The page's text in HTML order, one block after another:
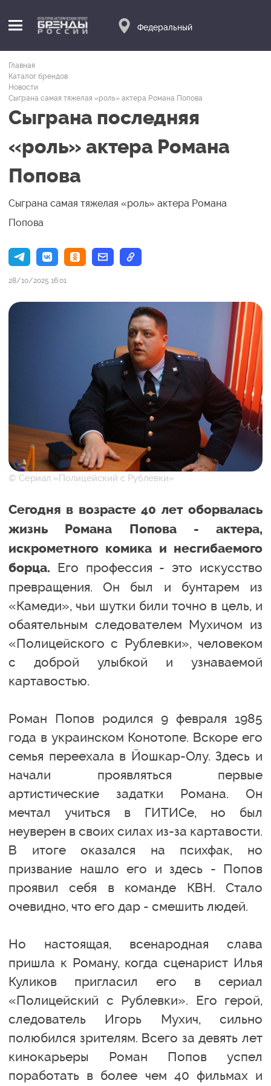
Федеральный
Главная
Каталог брендов
Новости
Сыграна самая тяжелая «роль» актера Романа Попова
Сыграна последняя
«роль» актера Романа
Попова
Сыграна самая тяжелая «роль» актера Романа
Попова
28/10/2025 16:01
© Сериал «Полицейский с Рублевки»
Сегодня в возрасте 40 лет оборвалась
жизнь Романа Попова - актера,
искрометного комика и несгибаемого
борца. Его профессия - это искусство
превращения. Он был и бунтарем из
«Камеди», чьи шутки били точно в цель, и
обаятельным следователем Мухичом из
«Полицейского с Рублевки», человеком
с доброй улыбкой и узнаваемой
картавостью.
Роман Попов родился 9 февраля 1985
года в украинском Конотопе. Вскоре его
семья переехала в Йошкар-Олу. Здесь и
начали проявляться первые
артистические задатки Романа. Он
мечтал учиться в ГИТИСе, но был
неуверен в своих силах из-за картавости.
В итоге оказался на психфак, но
призвание нашло его и здесь - Попов
проявил себя в команде КВН. Стало
очевидно, что его дар - смешить людей.
Но настоящая, всенародная слава
пришла к Роману, когда сценарист Илья
Куликов пригласил его в сериал
«Полицейский с Рублевки». Его герой,
следователь Игорь Мухич, сильно
полюбился зрителям. Всего за девять лет
кинокарьеры Роман Попов успел
поработать в более чем 40 фильмах и